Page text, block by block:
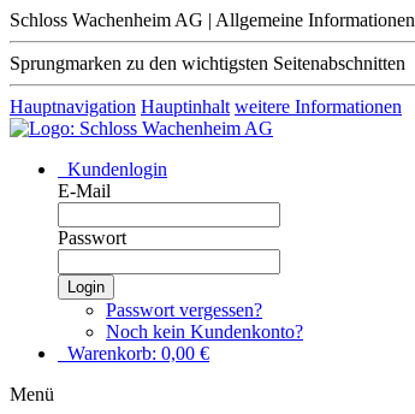
Schloss Wachenheim AG | Allgemeine Informationen
Sprungmarken zu den wichtigsten Seitenabschnitten
Hauptnavigation Hauptinhalt weitere Informationen
Kundenlogin
E-Mail
Passwort
Login
Passwort vergessen?
Noch kein Kundenkonto?
Warenkorb: 0,00 €
Menü